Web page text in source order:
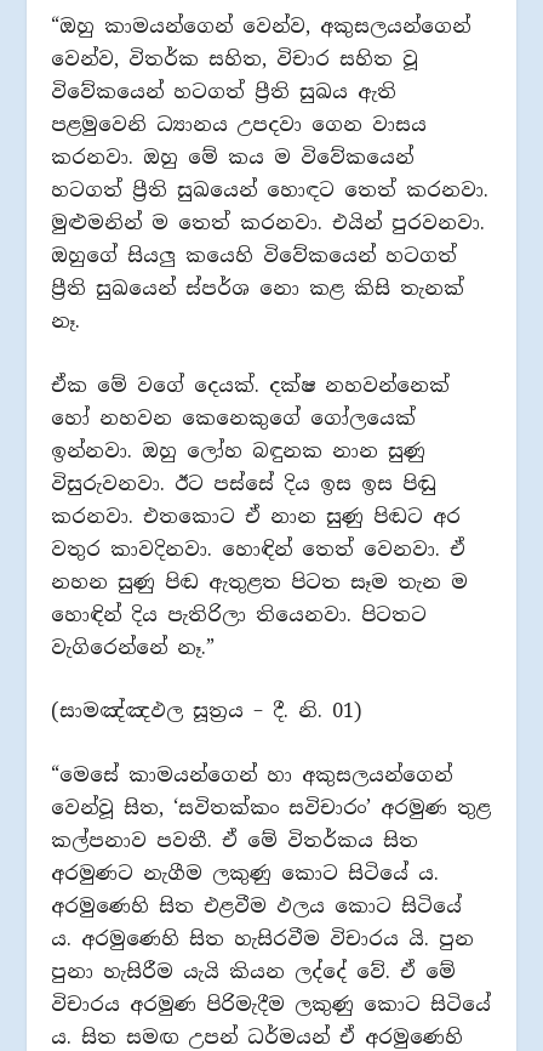
“ඔහු කාමයන්ගෙන් වෙන්ව, අකුසලයන්ගෙන්
වෙන්ව, විතර්ක සහිත, විචාර සහිත වූ
විවේකයෙන් හටගත් ප්‍රීති සුඛය ඇති
පළමුවෙනි ධ්‍යානය උපදවා ගෙන වාසය
කරනවා. ඔහු මේ කය ම විවේකයෙන්
හටගත් ප්‍රීති සුඛයෙන් හොඳට තෙත් කරනවා.
මුළුමනින් ම තෙත් කරනවා. එයින් පුරවනවා.
ඔහුගේ සියලු කයෙහි විවේකයෙන් හටගත්
ප්‍රීති සුඛයෙන් ස්පර්ශ නො කළ කිසි තැනක්
නෑ.
ඒක මේ වගේ දෙයක්. දක්ෂ නහවන්නෙක්
හෝ නහවන කෙනෙකුගේ ගෝලයෙක්
ඉන්නවා. ඔහු ලෝහ බඳුනක නාන සුණු
විසුරුවනවා. ඊට පස්සේ දිය ඉස ඉස පිඬු
කරනවා. එතකොට ඒ නාන සුණු පිඬට අර
වතුර කාවදිනවා. හොඳින් තෙත් වෙනවා. ඒ
නහන සුණු පිඬ ඇතුළත පිටත සෑම තැන ම
හොඳින් දිය පැතිරිලා තියෙනවා. පිටතට
වැගිරෙන්නේ නෑ.”
(සාමඤ්ඤඵල සූත්‍රය – දී. නි. 01)
“මෙසේ කාමයන්ගෙන් හා අකුසලයන්ගෙන්
වෙන්වූ සිත, ‘සවිතක්කං සවිචාරං’ අරමුණ තුළ
කල්පනාව පවතී. ඒ මේ විතර්කය සිත
අරමුණට නැගීම ලකුණු කොට සිටියේ ය.
අරමුණෙහි සිත එළවීම ඵලය කොට සිටියේ
ය. අරමුණෙහි සිත හැසිරවීම විචාරය යි. පුන
පුනා හැසිරීම යැයි කියන ලද්දේ වේ. ඒ මේ
විචාරය අරමුණ පිරිමැදීම ලකුණු කොට සිටියේ
ය. සිත සමඟ උපන් ධර්මයන් ඒ අරමුණෙහි